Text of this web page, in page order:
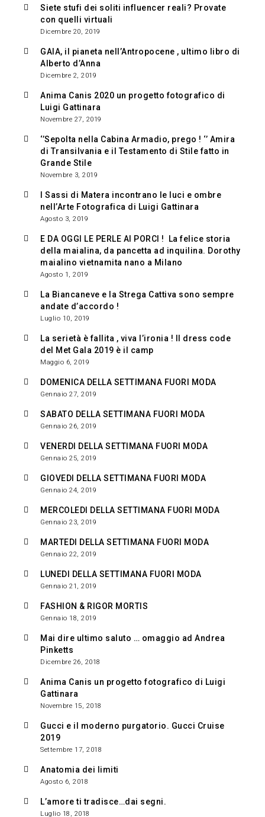
Siete stufi dei soliti influencer reali? Provate
con quelli virtuali
Dicembre 20, 2019
GAIA, il pianeta nell’Antropocene , ultimo libro di
Alberto d’Anna
Dicembre 2, 2019
Anima Canis 2020 un progetto fotografico di
Luigi Gattinara
Novembre 27, 2019
‘’Sepolta nella Cabina Armadio, prego ! ‘’ Amira
di Transilvania e il Testamento di Stile fatto in
Grande Stile
Novembre 3, 2019
I Sassi di Matera incontrano le luci e ombre
nell’Arte Fotografica di Luigi Gattinara
Agosto 3, 2019
E DA OGGI LE PERLE AI PORCI ! La felice storia
della maialina, da pancetta ad inquilina. Dorothy
maialino vietnamita nano a Milano
Agosto 1, 2019
La Biancaneve e la Strega Cattiva sono sempre
andate d’accordo !
Luglio 10, 2019
La serietà è fallita , viva l’ironia ! Il dress code
del Met Gala 2019 è il camp
Maggio 6, 2019
DOMENICA DELLA SETTIMANA FUORI MODA
Gennaio 27, 2019
SABATO DELLA SETTIMANA FUORI MODA
Gennaio 26, 2019
VENERDI DELLA SETTIMANA FUORI MODA
Gennaio 25, 2019
GIOVEDI DELLA SETTIMANA FUORI MODA
Gennaio 24, 2019
MERCOLEDI DELLA SETTIMANA FUORI MODA
Gennaio 23, 2019
MARTEDI DELLA SETTIMANA FUORI MODA
Gennaio 22, 2019
LUNEDI DELLA SETTIMANA FUORI MODA
Gennaio 21, 2019
FASHION & RIGOR MORTIS
Gennaio 18, 2019
Mai dire ultimo saluto … omaggio ad Andrea
Pinketts
Dicembre 26, 2018
Anima Canis un progetto fotografico di Luigi
Gattinara
Novembre 15, 2018
Gucci e il moderno purgatorio. Gucci Cruise
2019
Settembre 17, 2018
Anatomia dei limiti
Agosto 6, 2018
L’amore ti tradisce…dai segni.
Luglio 18, 2018